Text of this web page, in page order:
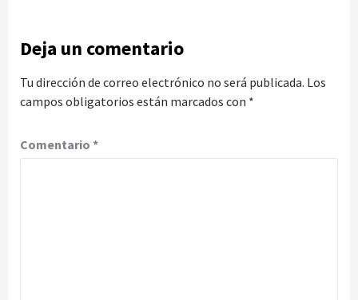
Deja un comentario
Tu dirección de correo electrónico no será publicada. Los
campos obligatorios están marcados con *
Comentario *